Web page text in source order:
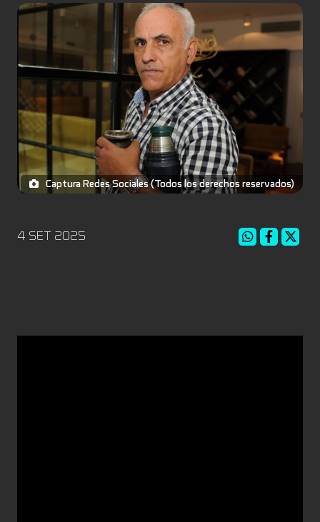
Captura Redes Sociales (Todos los derechos reservados)
4 SET 2025